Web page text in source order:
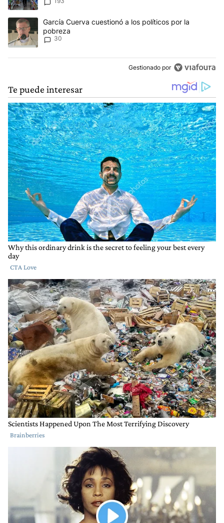
Un artículo de tendencia con el título "García Cuerva cuestionó
García Cuerva cuestionó a los políticos por la
pobreza
30
Gestionado por